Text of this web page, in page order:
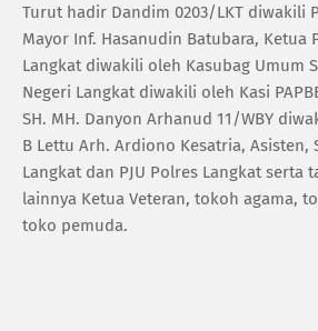
Turut hadir Dandim 0203/LKT diwakili
Mayor Inf. Hasanudin Batubara, Ketua
Langkat diwakili oleh Kasubag Umum
Negeri Langkat diwakili oleh Kasi
SH. MH. Danyon Arhanud 11/WBY
B Lettu Arh. Ardiono Kesatria, Asisten,
Langkat dan PJU Polres Langkat serta
lainnya Ketua Veteran, tokoh agama,
toko pemuda.